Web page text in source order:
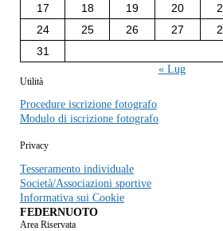
17
18 19 20
24
25 26 27
31
« Lug
Utilità
Procedure iscrizione fotografo
Modulo di iscrizione fotografo
Privacy
Tesseramento individuale
Società/Associazioni sportive
Informativa sui Cookie
FEDERNUOTO
Area Riservata